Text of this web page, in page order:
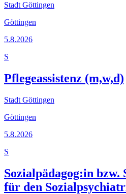
Stadt Göttingen
Göttingen
5.8.2026
S
Pflegeassistenz (m,w,d)
Stadt Göttingen
Göttingen
5.8.2026
S
Sozialpädagog:in
für den